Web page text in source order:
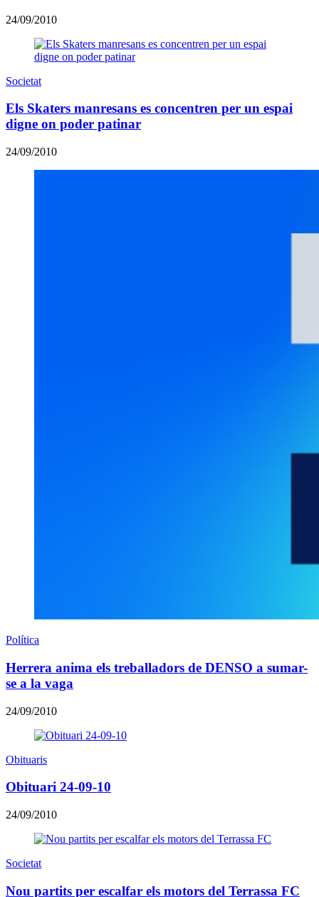
24/09/2010
Societat
Els Skaters manresans es concentren per un espai
digne on poder patinar
24/09/2010
Política
Herrera anima els treballadors de DENSO a sumar-
se a la vaga
24/09/2010
Obituaris
Obituari 24-09-10
24/09/2010
Societat
Nou partits per escalfar els motors del Terrassa FC